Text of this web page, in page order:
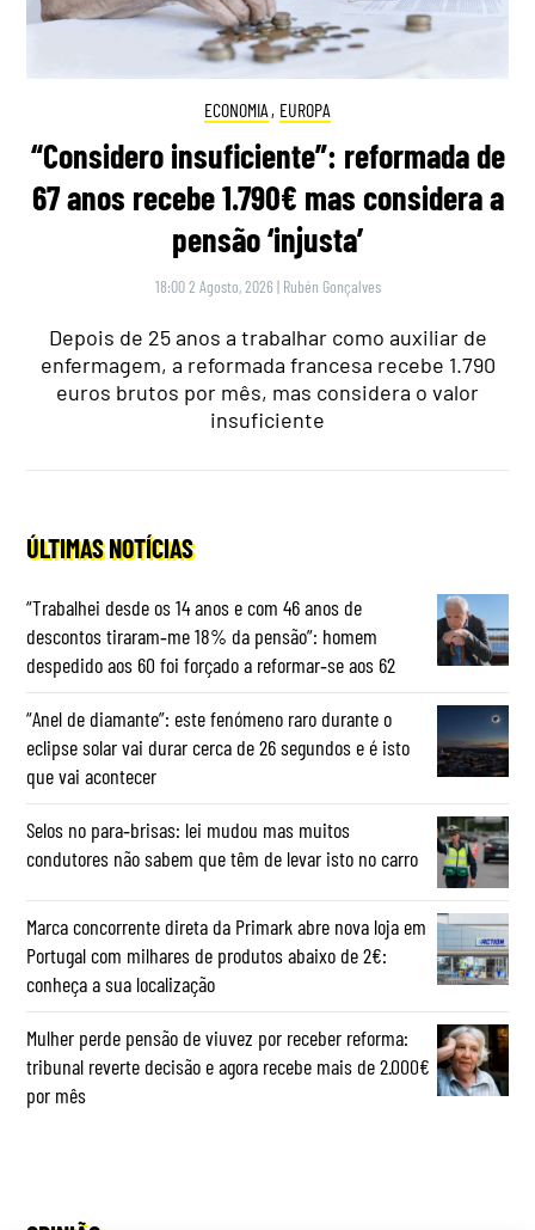
ECONOMIA , EUROPA
“Considero insuficiente”: reformada de
67 anos recebe 1.790€ mas considera a
pensão ‘injusta’
18:00 2 Agosto, 2026 | Rubén Gonçalves
Depois de 25 anos a trabalhar como auxiliar de
enfermagem, a reformada francesa recebe 1.790
euros brutos por mês, mas considera o valor
insuficiente
ÚLTIMAS NOTÍCIAS
“Trabalhei desde os 14 anos e com 46 anos de
descontos tiraram‑me 18% da pensão”: homem
despedido aos 60 foi forçado a reformar‑se aos 62
“Anel de diamante”: este fenómeno raro durante o
eclipse solar vai durar cerca de 26 segundos e é isto
que vai acontecer
Selos no para‑brisas: lei mudou mas muitos
condutores não sabem que têm de levar isto no carro
Marca concorrente direta da Primark abre nova loja em
Portugal com milhares de produtos abaixo de 2€:
conheça a sua localização
Mulher perde pensão de viuvez por receber reforma:
tribunal reverte decisão e agora recebe mais de 2.000€
por mês